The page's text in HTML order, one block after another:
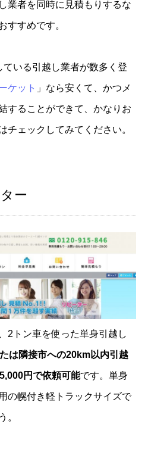
業者を同時に見積もりするな
すすめです。
いる引越し業者が数多く登
ケット 」なら安くて、かつメ
することができて、かなりお
チェックしてみてください。
ー
2トン車を使った単身引越し
は隣接市への20km以内引越
円で依頼可能です。単身
の幌付き軽トラックサイズで
。